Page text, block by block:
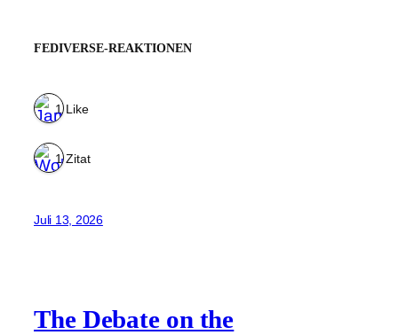
FEDIVERSE-REAKTIONEN
1 Like
1 Zitat
Juli 13, 2026
The Debate on the